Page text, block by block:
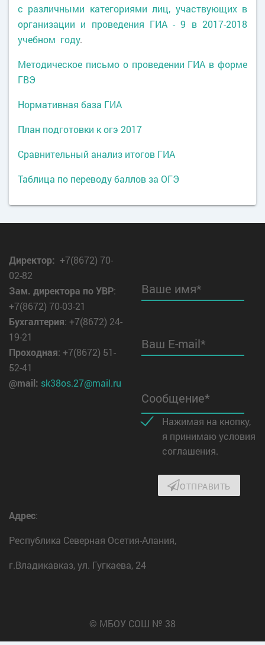
с различными категориями лиц, участвующих в
организации и проведения ГИА - 9 в 2017-2018
учебном году.
Методическое письмо о проведении ГИА в форме
ГВЭ
Нормативная база ГИА
План подготовки к огэ 2017
Сравнительный анализ итогов ГИА
Таблица по переводу баллов за ОГЭ
Директор: +7(8672) 70-
02-82
Зам. директора по УВР:
+7(8672) 70-03-21
Бухгалтерия: +7(8672) 24-
19-21
Проходная: +7(8672) 51-
52-41
@mail: sk38os.27@mail.ru
Ваше имя*
Ваш E-mail*
Сообщение*
Нажимая на кнопку,
я принимаю условия
соглашения.
ОТПРАВИТЬ
Адрес:
Республика Северная Осетия-Алания,
г.Владикавказ, ул. Гугкаева, 24
© МБОУ СОШ № 38